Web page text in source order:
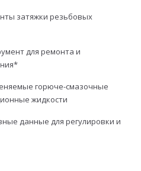
затяжки резьбовых
для ремонта и
горюче-смазочные
жидкости
данные для регулировки и